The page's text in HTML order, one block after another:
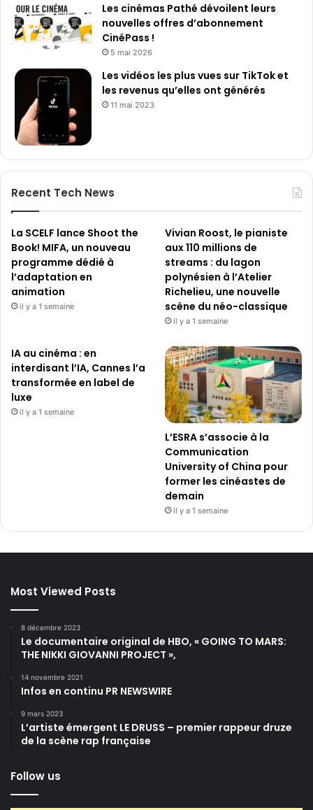
Les cinémas Pathé dévoilent leurs
nouvelles offres d’abonnement
CinéPass !
5 mai 2026
Les vidéos les plus vues sur TikTok et
les revenus qu’elles ont générés
11 mai 2023
Recent Tech News
La SCELF lance Shoot the
Book! MIFA, un nouveau
programme dédié à
l’adaptation en
animation
il y a 1 semaine
Vivian Roost, le pianiste
aux 110 millions de
streams : du lagon
polynésien à l’Atelier
Richelieu, une nouvelle
scène du néo-classique
il y a 1 semaine
IA au cinéma : en
interdisant l’IA, Cannes l’a
transformée en label de
luxe
il y a 1 semaine
L’ESRA s’associe à la
Communication
University of China pour
former les cinéastes de
demain
il y a 1 semaine
Most Viewed Posts
8 décembre 2023
Le documentaire original de HBO, « GOING TO MARS:
THE NIKKI GIOVANNI PROJECT »,
14 novembre 2021
Infos en continu PR NEWSWIRE
9 mars 2023
L’artiste émergent LE DRUSS – premier rappeur druze
de la scène rap française
Follow us